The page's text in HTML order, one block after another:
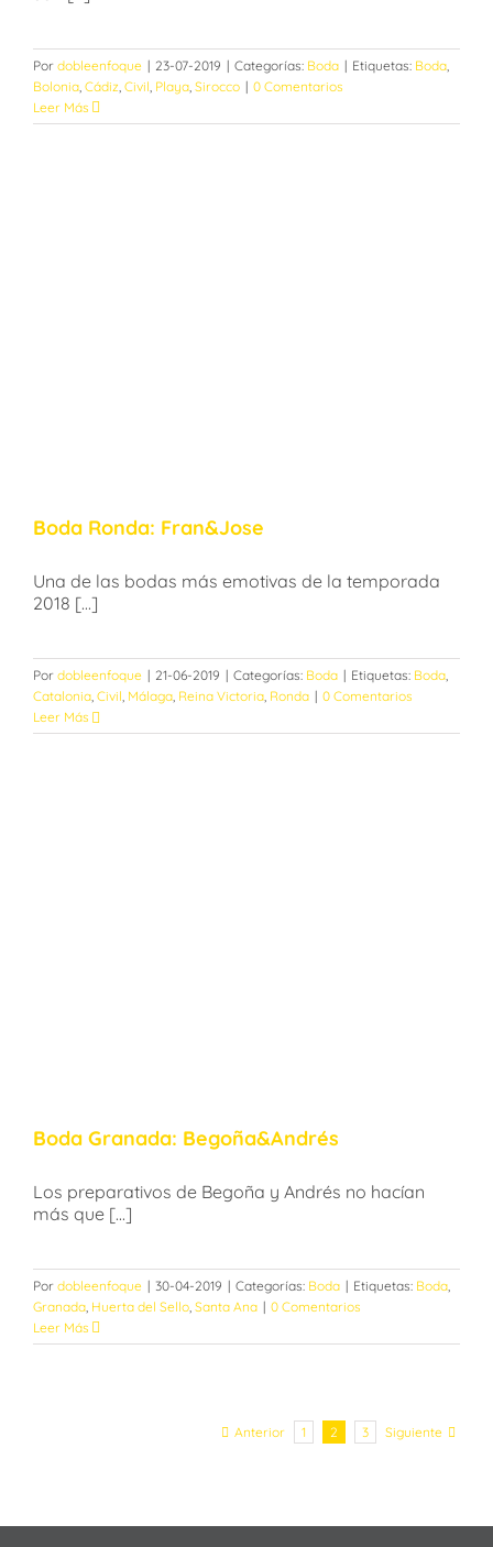
Por dobleenfoque | 23-07-2019 | Categorías: Boda | Etiquetas: Boda
Bolonia Cádiz Civil Playa Sirocco | 0 Comentarios
Leer Más
Boda Ronda: Fran&Jose
Una de las bodas más emotivas de la temporada
2018 [...]
Por dobleenfoque | 21-06-2019 | Categorías: Boda | Etiquetas: Boda,
Catalonia, Civil, Málaga, Reina Victoria, Ronda | 0 Comentarios
Leer Más
Boda Granada: Begoña&Andrés
Los preparativos de Begoña y Andrés no hacían
más que [...]
Por dobleenfoque | 30-04-2019 | Categorías: Boda | Etiquetas: Boda
Granada Huerta del Sello Santa Ana | 0 Comentarios
Leer Más
Anterior 1 2 3 Siguiente